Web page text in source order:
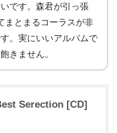
です。森君が引っ張
まとまるコーラスが非
。実にいいアルバムで
きません。
Serection [CD]